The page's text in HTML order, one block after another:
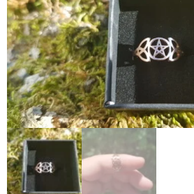
Simbología
Rueda del año
Más
0,00€
¿Qué son las Runas?
Las 24 Runas